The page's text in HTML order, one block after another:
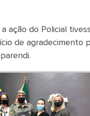
ação do Policial
de agradecimento